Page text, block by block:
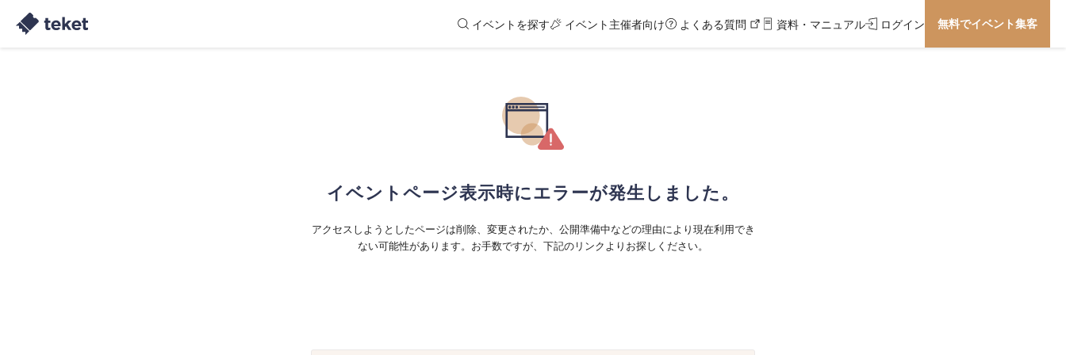
イベントを探す イベント主催者向け よくある質問 資料・マニュアル ログイン 無料でイベント集客
イベントページ表示時にエラーが発生しました。
アクセスしようとしたページは削除、変更されたか、公開準備中などの理由により現在利用でき
ない可能性があります。お手数ですが、下記のリンクよりお探しください。